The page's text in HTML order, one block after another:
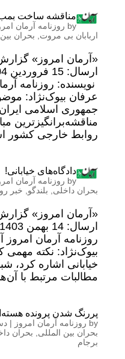
مناقشه ساخت بمب
by روزنامه آرمان
اربابان بی مروت
بحران
«آرمان امروز»
نویسنده: روزنامه
عرفان بیوک‌نژاد:
جمهوری اسلامی
مناقشه‌برانگیزترین
روابط خارجی کشور
دادگاه‌های خیابانی!
by روزنامه آرمان
بحران داخلی
بلندگو خبر
«آرمان امروز»
روزنامه آرمان
بیوک‌نژاد: نکته مهمی
خیابانی اشاره کرد،
مطالبات مرتبط با
پررنگ شدن پرونده
by روزنامه آرمان امروز |
بحران بین المللی
بحران
برجام